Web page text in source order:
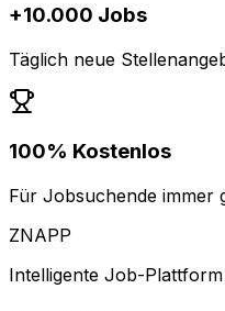
+10.000 Jobs
Täglich neue
100% Kostenlos
Für Jobsuchende immer
ZNAPP
Intelligente Job-